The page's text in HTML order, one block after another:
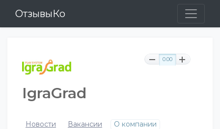
ОтзывыКо
0.00
IgraGrad
Новости Вакансии
О компании